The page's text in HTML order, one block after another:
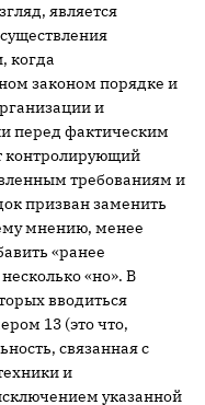
является
когда
законом порядке и
и
перед фактическим
контролирующий
требованиям и
призван заменить
мнению, менее
«ранее
«но». В
вводиться
13 (это что,
связанная с
и
указанной